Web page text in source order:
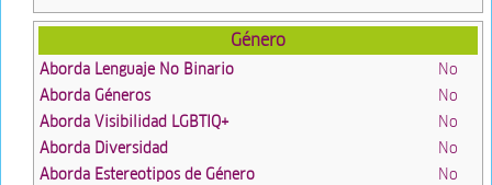
Género
Aborda Lenguaje No Binario
No
Aborda Géneros
No
Aborda Visibilidad LGBTIQ+
No
Aborda Diversidad
No
Aborda Estereotipos de Género
No